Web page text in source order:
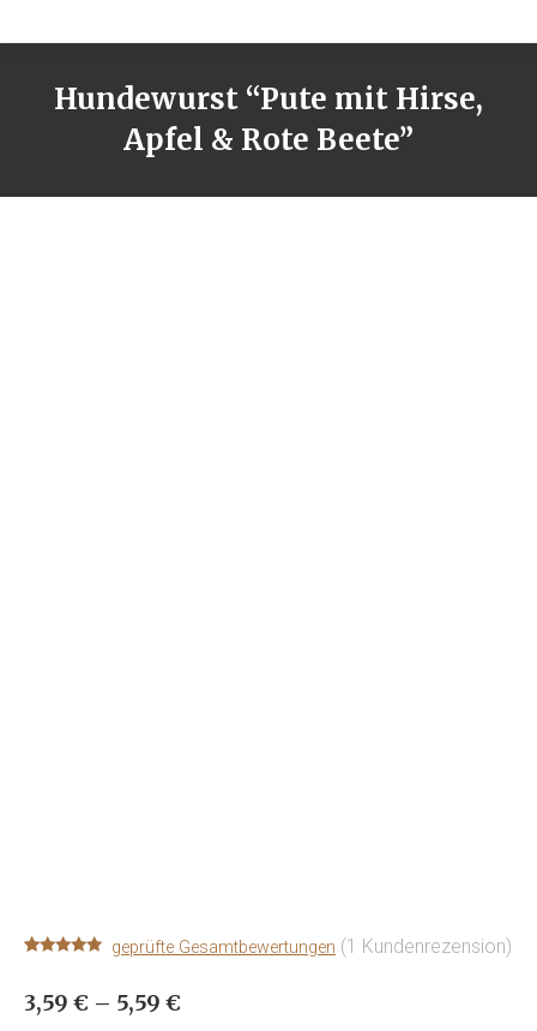
Hundewurst “Pute mit Hirse,
Apfel & Rote Beete”
3,59 € – 5,59 €
basierend
auf
geprüfte Gesamtbewertungen (1 Kundenrezension)